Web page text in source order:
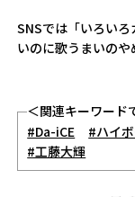
SNSでは「いろい
いのに歌うまいのや
＜関連キーワード
#Da-iCE
#ハイ
#工藤大輝